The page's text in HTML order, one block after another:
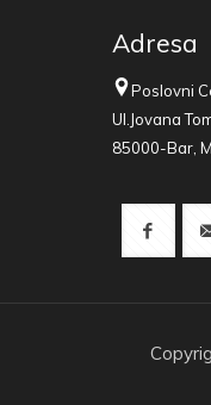
Adresa
Poslovni
Ul.Jovana
85000-Bar,